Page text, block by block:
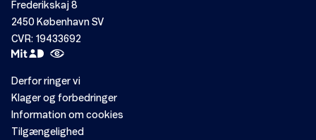
Frederikskaj 8
2450 København SV
CVR: 19433692
Derfor ringer vi
Klager og forbedringer
Information om cookies
Tilgængelighed